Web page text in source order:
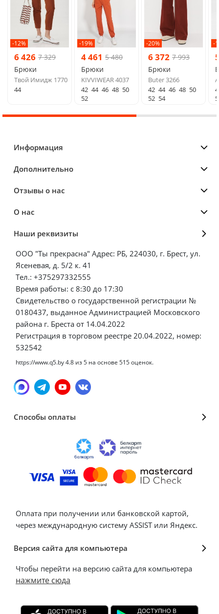
-12%
6 426 7 329
Брюки
Твой Имидж 1770
44
-19%
4 461 5 480
Брюки
KIVVIWEAR 4037
42 44 46 48 50
52
-20%
6 372 7 993
Брюки
Buter 3266
42 44 46 48 50
52 54
-
Информация
Дополнительно
Отзывы о нас
О нас
Наши реквизиты
ООО "Ты прекрасна" Адрес: РБ, 224030, г. Брест, ул.
Ясеневая, д. 5/2 к. 41
Тел.: +375297332555
Время работы: с 8:30 до 17:30
Свидетельство о государственной регистрации №
0180437, выданное Администрацией Московского
района г. Бреста от 14.04.2022
Регистрация в торговом реестре 20.04.2022, номер:
532542
https://www.q5.by4.8 из5 на основе 515оценок.
Способы оплаты
Оплата при получении или банковской картой,
через международную систему ASSIST или Яндекс.
Версия сайта для компьютера
Чтобы перейти на версию сайта для компьютера
нажмите сюда